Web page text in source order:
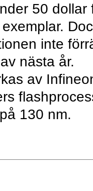
50 dollar
inte
nästa år.
av
130 nm.